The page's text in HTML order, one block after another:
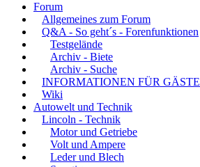
Forum
Allgemeines zum Forum
Q&A - So geht´s - Forenfunktionen
Testgelände
Archiv - Biete
Archiv - Suche
INFORMATIONEN FÜR GÄSTE
Wiki
Autowelt und Technik
Lincoln - Technik
Motor und Getriebe
Volt und Ampere
Leder und Blech